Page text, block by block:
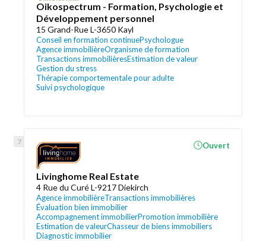
Oikospectrum - Formation, Psychologie et
Développement personnel
15 Grand-Rue L-3650 Kayl
Conseil en formation continuePsychologue
Agence immobilièreOrganisme de formation
Transactions immobilièresEstimation de valeur
Gestion du stress
Thérapie comportementale pour adulte
Suivi psychologique
Livinghome Real Estate
4 Rue du Curé L-9217 Diekirch
Agence immobilièreTransactions immobilières
Évaluation bien immobilier
Accompagnement immobilierPromotion immobilière
Estimation de valeurChasseur de biens immobiliers
Diagnostic immobilier
Ouvert